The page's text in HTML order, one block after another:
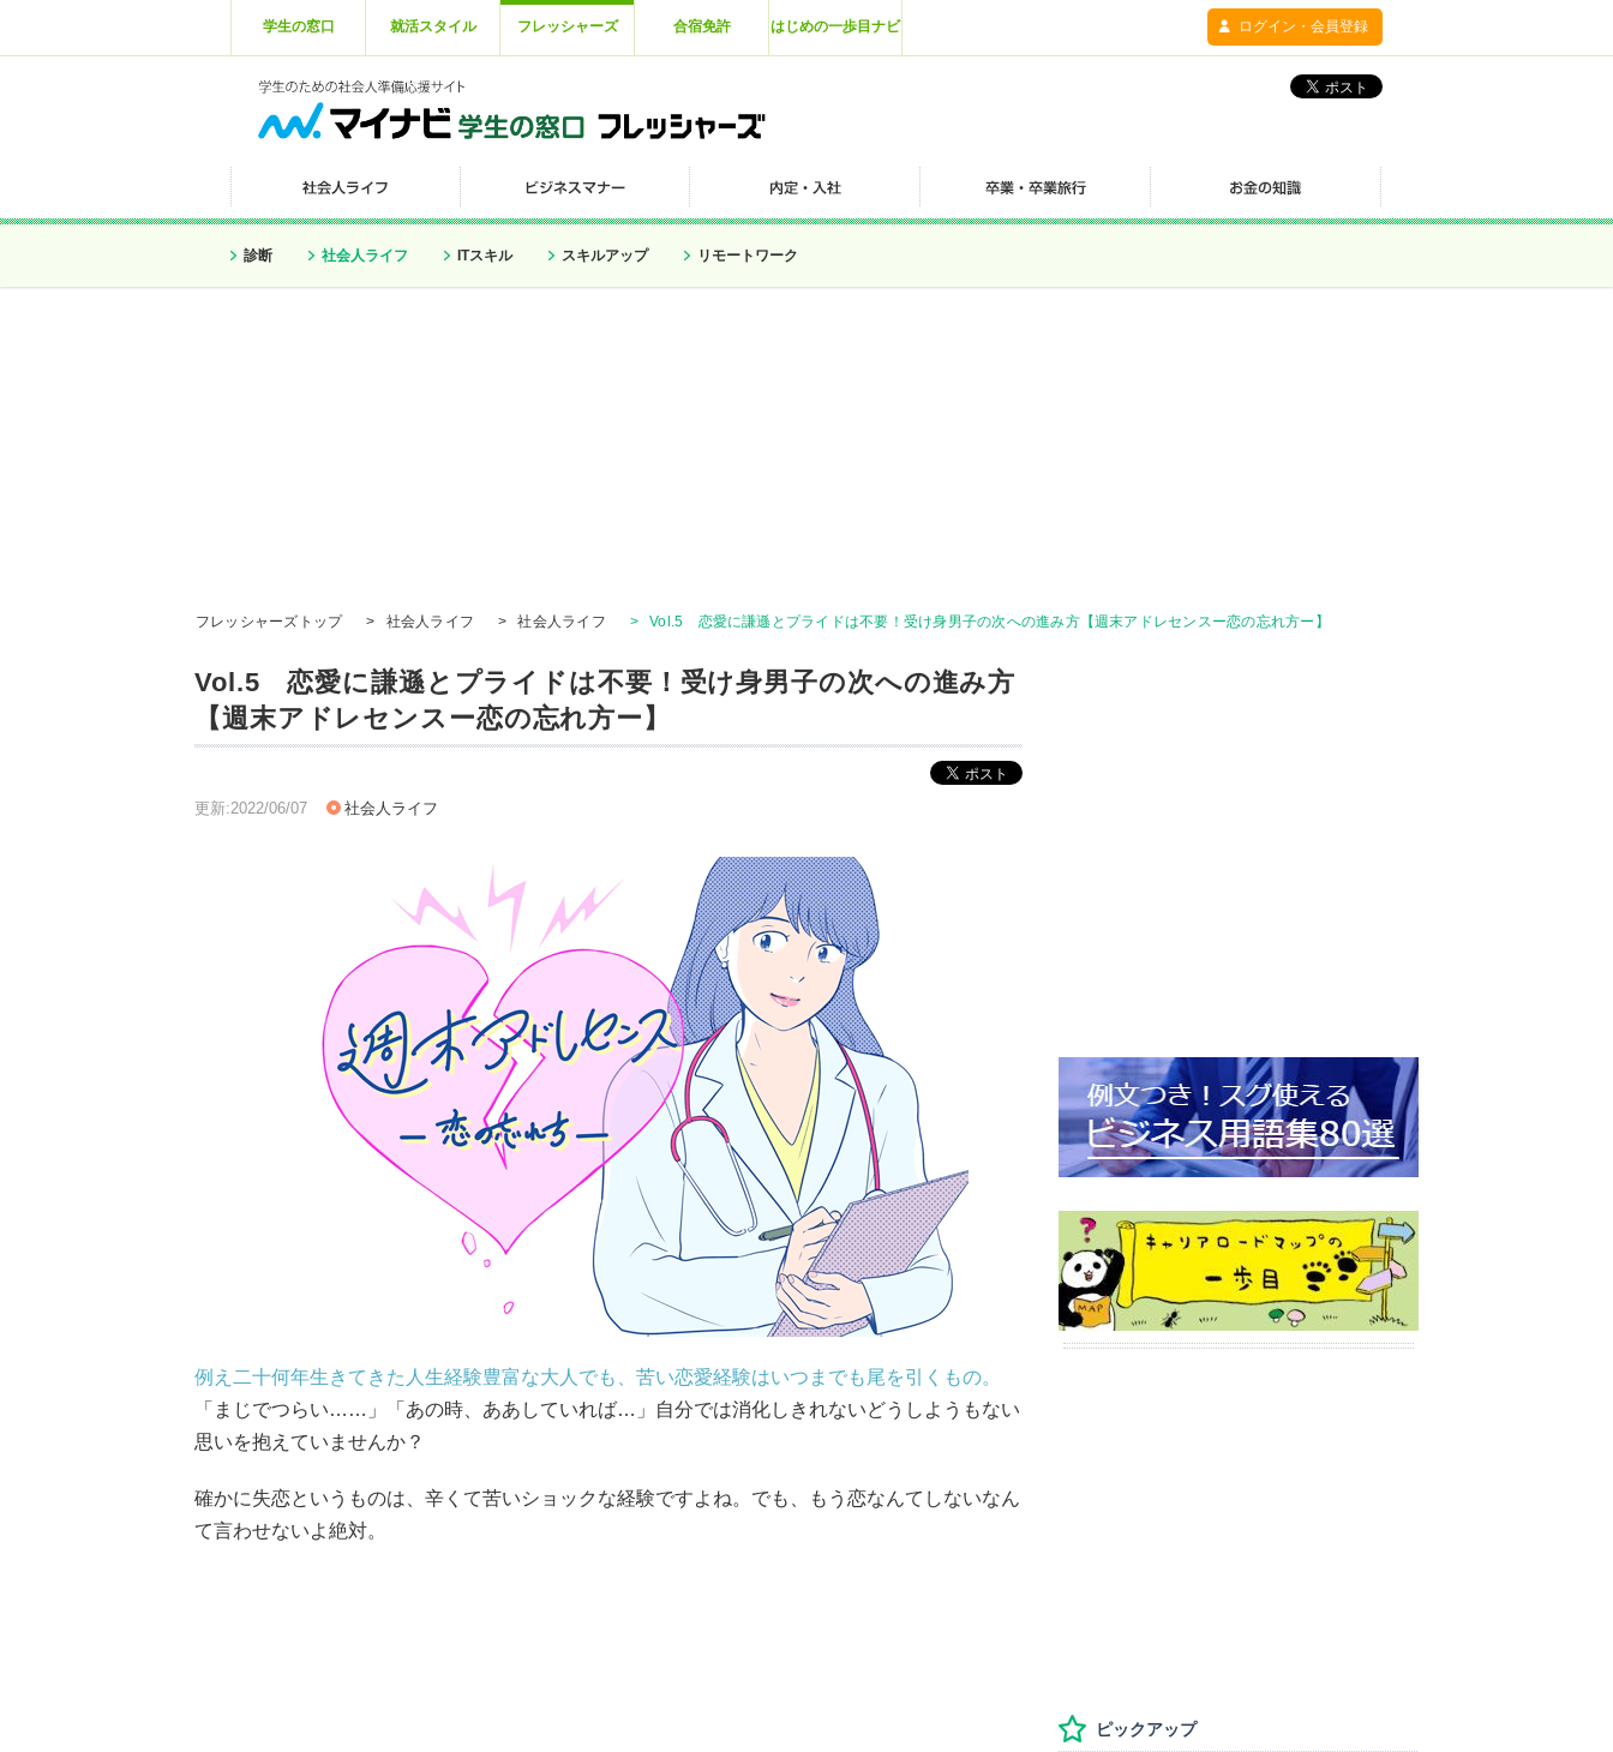
学生の窓口 就活スタイル フレッシャーズ 合宿免許 はじめの一歩目ナビ ログイン・会員登録
診断 社会人ライフ ITスキル スキルアップ リモートワーク
フレッシャーズトップ > 社会人ライフ > 社会人ライフ > Vol.5 恋愛に謙遜とプライドは不要！受け身男子の次への進み方【週末アドレセンスー恋の忘れ方ー】
Vol.5 恋愛に謙遜とプライドは不要！受け身男子の次への進み方
【週末アドレセンスー恋の忘れ方ー】
更新:2022/06/07 社会人ライフ
例え二十何年生きてきた人生経験豊富な大人でも、苦い恋愛経験はいつまでも尾を引くもの。
「まじでつらい……」「あの時、ああしていれば…」自分では消化しきれないどうしようもない
思いを抱えていませんか？
確かに失恋というものは、辛くて苦いショックな経験ですよね。でも、もう恋なんてしないなん
て言わせないよ絶対。
ピックアップ